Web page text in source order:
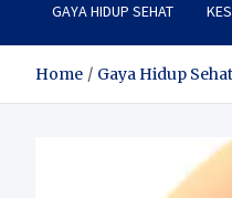
GAYA HIDUP SEHAT
Home Gaya Hidup Sehat